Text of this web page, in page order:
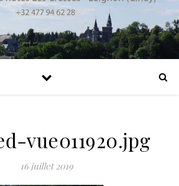
vue011920.jpg
16 juillet 2019